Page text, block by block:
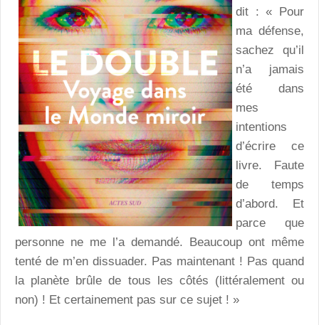
dit : « Pour
ma défense,
sachez qu’il
n’a jamais
été dans
mes
intentions
d’écrire ce
livre. Faute
de temps
d’abord. Et
parce que
personne ne me l’a demandé. Beaucoup ont même
tenté de m’en dissuader. Pas maintenant ! Pas quand
la planète brûle de tous les côtés (littéralement ou
non) ! Et certainement pas sur ce sujet ! »